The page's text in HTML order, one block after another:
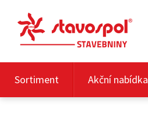
Sortiment Akční nabídka